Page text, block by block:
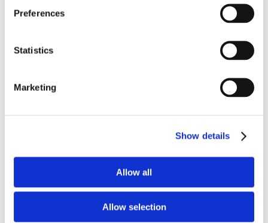
Preferences
Statistics
Marketing
Show details
Allow all
Allow selection
Résidentiel
Repas compris